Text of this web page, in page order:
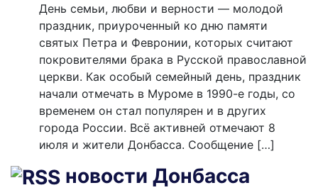
День семьи, любви и верности — молодой
праздник, приуроченный ко дню памяти
святых Петра и Февронии, которых считают
покровителями брака в Русской православной
церкви. Как особый семейный день, праздник
начали отмечать в Муроме в 1990-е годы, со
временем он стал популярен и в других
города России. Всё активней отмечают 8
июля и жители Донбасса. Сообщение […]
новости Донбасса